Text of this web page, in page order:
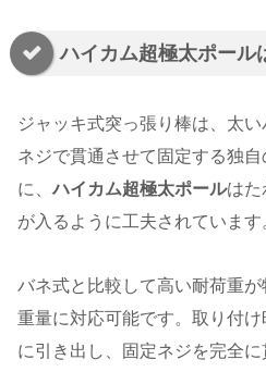
ハイカム超極太ポール
ジャッキ式突っ張り棒は、太
ネジで貫通させて固定する独
に、ハイカム超極太ポールはた
が入るように工夫されています
バネ式と比較して高い耐荷重
重量に対応可能です。取り付
に引き出し、固定ネジを完全